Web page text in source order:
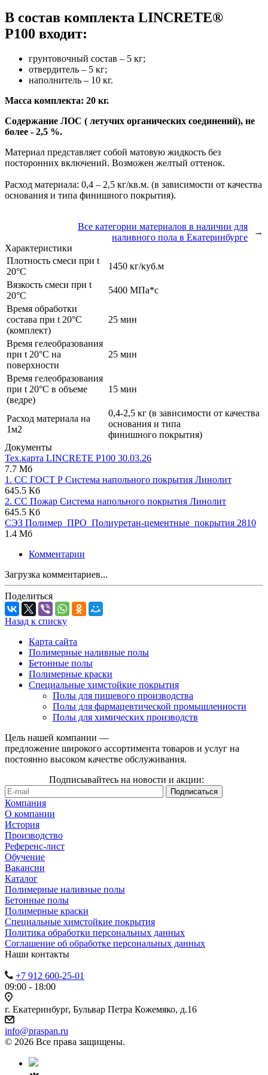
В состав комплекта LINCRETE®
P100 входит:
грунтовочный состав – 5 кг;
отвердитель – 5 кг;
наполнитель – 10 кг.
Масса комплекта: 20 кг.
Содержание ЛОС ( летучих органических соединений), не
более - 2,5 %.
Материал представляет собой матовую жидкость без
посторонних включений. Возможен желтый оттенок.
Расход материала: 0,4 – 2,5 кг/кв.м. (в зависимости от качества
основания и типа финишного покрытия).
Все категории материалов в наличии для
наливного пола в Екатеринбурге
→
Характеристики
Плотность смеси при t
20°C
1450 кг/куб.м
Вязкость смеси при t
20°С
5400 МПа*с
Время обработки
состава при t 20°C
(комплект)
25 мин
Время гелеобразования
при t 20°C на
поверхности
25 мин
Время гелеобразования
при t 20°C в объеме
(ведре)
15 мин
Расход материала на
1м2
0,4-2,5 кг (в зависимости от качества
основания и типа
финишного покрытия)
Документы
Тех.карта LINCRETE P100 30.03.26
7.7 Мб
1. СС ГОСТ Р Система напольного покрытия Линолит
645.5 Кб
2. СС Пожар Система напольного покрытия Линолит
645.5 Кб
СЭЗ Полимер_ПРО_Полиуретан-цементные_покрытия 2810
1.4 Мб
Комментарии
Загрузка комментариев...
Поделиться
Назад к списку
Карта сайта
Полимерные наливные полы
Бетонные полы
Полимерные краски
Специальные химстойкие покрытия
Полы для пищевого производства
Полы для фармацевтической промышленности
Полы для химических производств
Цель нашей компании —
предложение широкого ассортимента товаров и услуг на
постоянно высоком качестве обслуживания.
Подписывайтесь на новости и акции:
Компания
О компании
История
Производство
Референс-лист
Обучение
Вакансии
Каталог
Полимерные наливные полы
Бетонные полы
Полимерные краски
Специальные химстойкие покрытия
Политика обработки персональных данных
Cоглашение об обработке персональных данных
Наши контакты
+7 912 600-25-01
09:00 - 18:00
г. Екатеринбург, Бульвар Петра Кожемяко, д.16
info@praspan.ru
© 2026 Все права защищены.